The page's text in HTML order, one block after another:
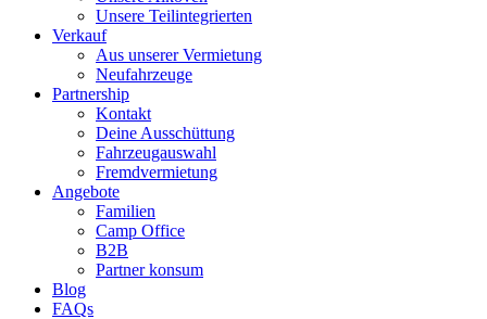
Unsere Teilintegrierten
Verkauf
Aus unserer Vermietung
Neufahrzeuge
Partnership
Kontakt
Deine Ausschüttung
Fahrzeugauswahl
Fremdvermietung
Angebote
Familien
Camp Office
B2B
Partner konsum
Blog
FAQs